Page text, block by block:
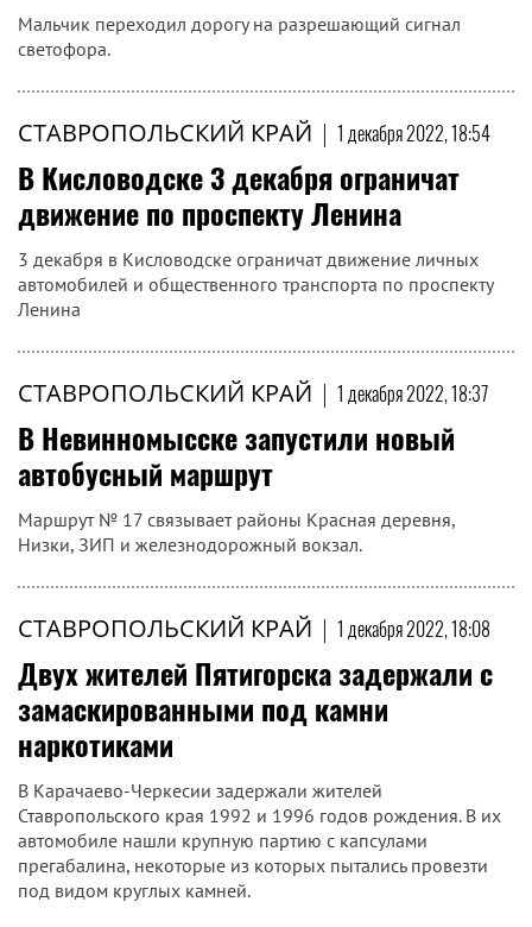
Мальчик переходил дорогу на разрешающий сигнал
светофора.
СТАВРОПОЛЬСКИЙ КРАЙ | 1 декабря 2022, 18:54
В Кисловодске 3 декабря ограничат
движение по проспекту Ленина
3 декабря в Кисловодске ограничат движение личных
автомобилей и общественного транспорта по проспекту
Ленина
СТАВРОПОЛЬСКИЙ КРАЙ | 1 декабря 2022, 18:37
В Невинномысске запустили новый
автобусный маршрут
Маршрут № 17 связывает районы Красная деревня,
Низки, ЗИП и железнодорожный вокзал.
СТАВРОПОЛЬСКИЙ КРАЙ | 1 декабря 2022, 18:08
Двух жителей Пятигорска задержали с
замаскированными под камни
наркотиками
В Карачаево-Черкесии задержали жителей
Ставропольского края 1992 и 1996 годов рождения. В их
автомобиле нашли крупную партию с капсулами
прегабалина, некоторые из которых пытались провезти
под видом круглых камней.